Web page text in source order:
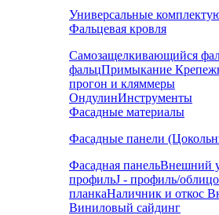
Универсальные
Фальцевая кровля
Самозащелкивающийся
фальцПримыкание
прогон и кляммеры
ОндулинИнструменты
Фасадные материалы
Фасадные панели
Фасадная панельВнешний
профильJ - профиль/
планкаНаличник и откос
Виниловый сайдинг